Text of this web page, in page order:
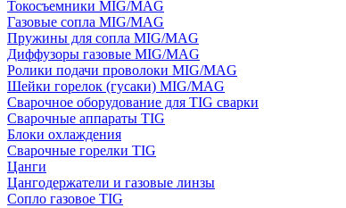
Токосъемники MIG/MAG
Газовые сопла MIG/MAG
Пружины для сопла MIG/MAG
Диффузоры газовые MIG/MAG
Ролики подачи проволоки MIG/MAG
Шейки горелок (гусаки) MIG/MAG
Сварочное оборудование для TIG сварки
Сварочные аппараты TIG
Блоки охлаждения
Сварочные горелки TIG
Цанги
Цангодержатели и газовые линзы
Сопло газовое TIG